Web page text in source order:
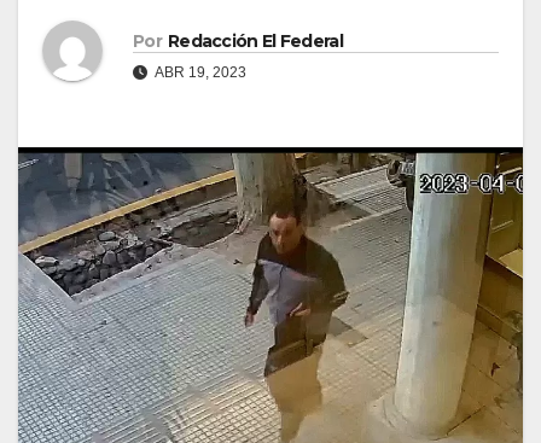
Por Redacción El Federal
ABR 19, 2023